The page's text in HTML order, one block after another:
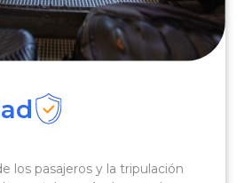
los pasajeros y la tripulación